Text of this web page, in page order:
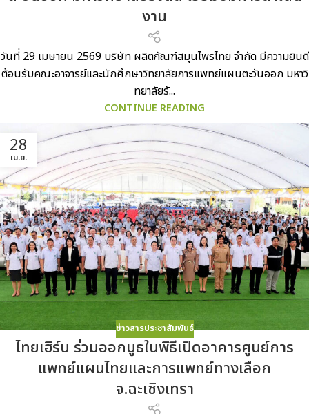
งาน
วันที่ 29 เมษายน 2569 บริษัท ผลิตภัณฑ์สมุนไพรไทย จำกัด มีความยินดี
ต้อนรับคณะอาจารย์และนักศึกษาวิทยาลัยการแพทย์แผนตะวันออก มหาวิ
ทยาลัยรั...
CONTINUE READING
28
เม.ย.
ข่าวสารประชาสัมพันธ์
ไทยเฮิร์บ ร่วมออกบูธในพิธีเปิดอาคารศูนย์การ
แพทย์แผนไทยและการแพทย์ทางเลือก
จ.ฉะเชิงเทรา